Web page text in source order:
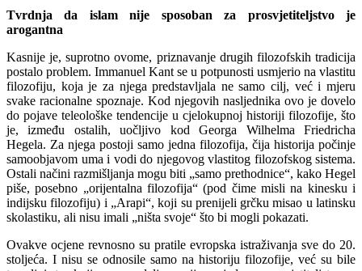
Tvrdnja da islam nije sposoban za prosvjetiteljstvo je
arogantna
Kasnije je, suprotno ovome, priznavanje drugih filozofskih tradicija
postalo problem. Immanuel Kant se u potpunosti usmjerio na vlastitu
filozofiju, koja je za njega predstavljala ne samo cilj, već i mjeru
svake racionalne spoznaje. Kod njegovih nasljednika ovo je dovelo
do pojave teleološke tendencije u cjelokupnoj historiji filozofije, što
je, između ostalih, uočljivo kod Georga Wilhelma Friedricha
Hegela. Za njega postoji samo jedna filozofija, čija historija počinje
samoobjavom uma i vodi do njegovog vlastitog filozofskog sistema.
Ostali načini razmišljanja mogu biti „samo prethodnice“, kako Hegel
piše, posebno „orijentalna filozofija“ (pod čime misli na kinesku i
indijsku filozofiju) i „Arapi“, koji su prenijeli grčku misao u latinsku
skolastiku, ali nisu imali „ništa svoje“ što bi mogli pokazati.
Ovakve ocjene revnosno su pratile evropska istraživanja sve do 20.
stoljeća. I nisu se odnosile samo na historiju filozofije, već su bile